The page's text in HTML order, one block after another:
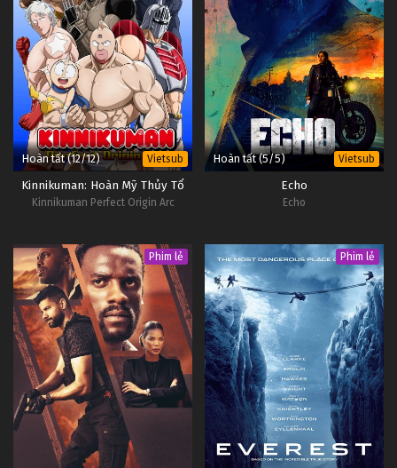
Hoàn tất (12/12) Vietsub
Kinnikuman: Hoàn Mỹ Thủy Tổ
Kinnikuman Perfect Origin Arc
Hoàn tất (5/5) Vietsub
Echo
Echo
Phim lẻ Phim lẻ